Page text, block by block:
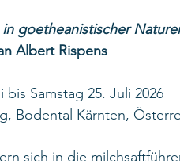
goetheanistischer
Albert Rispens
bis Samstag 25. Juli 2026
Bodental Kärnten,
sich in die